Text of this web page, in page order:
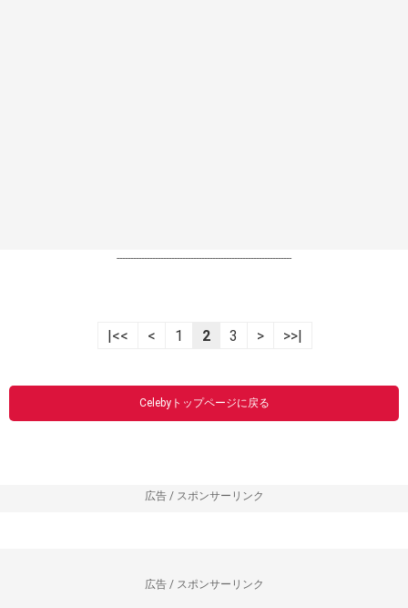
----------------------------------------------------------------
|<< < 1 2 3 > >>|
Celebyトップページに戻る
広告 / スポンサーリンク
広告 / スポンサーリンク